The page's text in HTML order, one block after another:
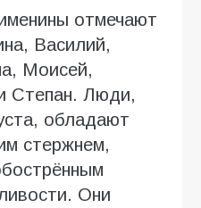
отмечают
Василий,
Моисей,
Степан. Люди,
обладают
стержнем,
Они